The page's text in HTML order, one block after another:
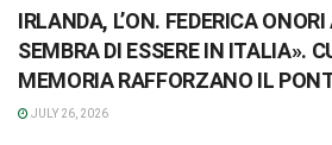
IRLANDA, L’ON. FEDERICA
SEMBRA DI ESSERE IN ITALIA».
MEMORIA RAFFORZANO IL
JULY 26, 2026